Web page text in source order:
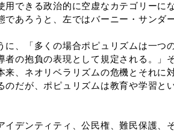
できる政治的に空虚なカテゴリーに
あろうと、左ではバーニー・サンダ
、「多くの場合ポピュリズムは一つ
の抱負の表現として規定される。」
、ネオリベラリズムの危機とそれに
だが、ポピュリズムは教育や学習と
デンティティ、公民権、難民保護、